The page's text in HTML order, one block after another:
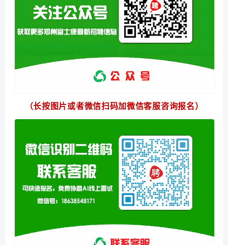
（长按图片或者微信扫码加微信客服咨询报名）